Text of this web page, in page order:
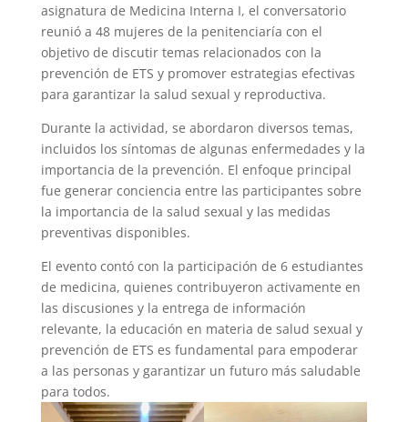
asignatura de Medicina Interna I, el conversatorio
reunió a 48 mujeres de la penitenciaría con el
objetivo de discutir temas relacionados con la
prevención de ETS y promover estrategias efectivas
para garantizar la salud sexual y reproductiva.
Durante la actividad, se abordaron diversos temas,
incluidos los síntomas de algunas enfermedades y la
importancia de la prevención. El enfoque principal
fue generar conciencia entre las participantes sobre
la importancia de la salud sexual y las medidas
preventivas disponibles.
El evento contó con la participación de 6 estudiantes
de medicina, quienes contribuyeron activamente en
las discusiones y la entrega de información
relevante, la educación en materia de salud sexual y
prevención de ETS es fundamental para empoderar
a las personas y garantizar un futuro más saludable
para todos.